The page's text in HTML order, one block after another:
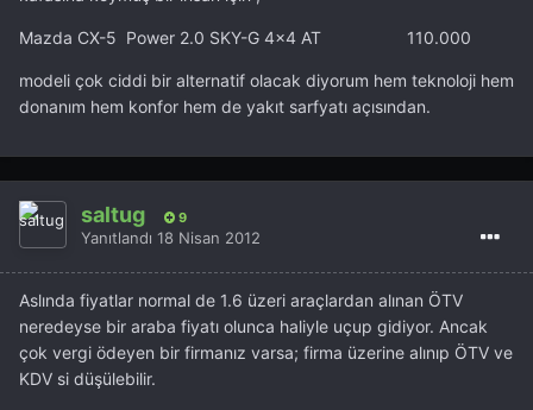
Mazda CX-5 Power 2.0 SKY-G 4x4 AT 110.000
modeli çok ciddi bir alternatif olacak diyorum hem teknoloji hem
donanım hem konfor hem de yakıt sarfyatı açısından.
saltug 9
Yanıtlandı 18 Nisan 2012
Aslında fiyatlar normal de 1.6 üzeri araçlardan alınan ÖTV
neredeyse bir araba fiyatı olunca haliyle uçup gidiyor. Ancak
çok vergi ödeyen bir firmanız varsa; firma üzerine alınıp ÖTV ve
KDV si düşülebilir.